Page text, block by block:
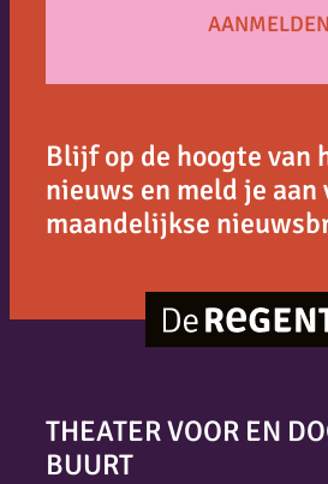
Blijf op de hoogte van
nieuws en meld je aan
maandelijkse
THEATER VOOR EN
BUURT